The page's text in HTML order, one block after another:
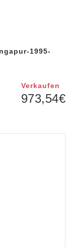
1995-
Verkaufen
973,54€